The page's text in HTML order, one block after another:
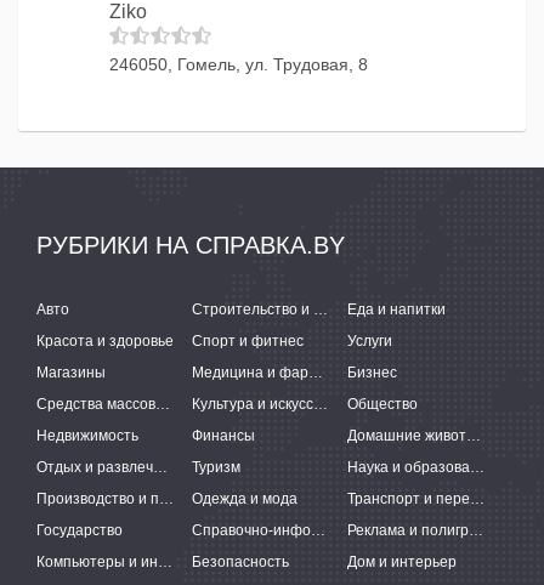
Ziko
246050, Гомель, ул. Трудовая, 8
РУБРИКИ НА СПРАВКА.BY
Авто Строительство и ремонт
Еда и напитки
Красота и здоровье
Спорт и фитнес
Услуги
Магазины
Медицина и фармацевтика
Бизнес
Средства массовой информации
Культура и искусство
Общество
Недвижимость
Финансы
Домашние животные
Отдых и развлечения
Туризм
Наука и образование
Производство и поставки
Одежда и мода
Транспорт и перевозки
Государство
Справочно-информационные системы
Реклама и полиграфия
Компьютеры и интернет
Безопасность Дом и интерьер